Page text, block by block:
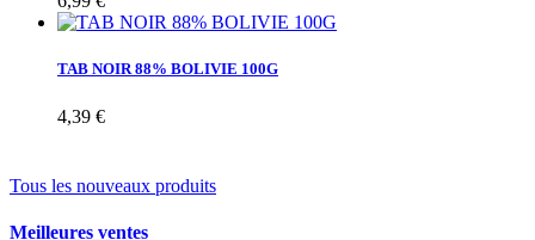
TAB NOIR 88% BOLIVIE 100G
4,39 €
Tous les nouveaux produits
Meilleures ventes